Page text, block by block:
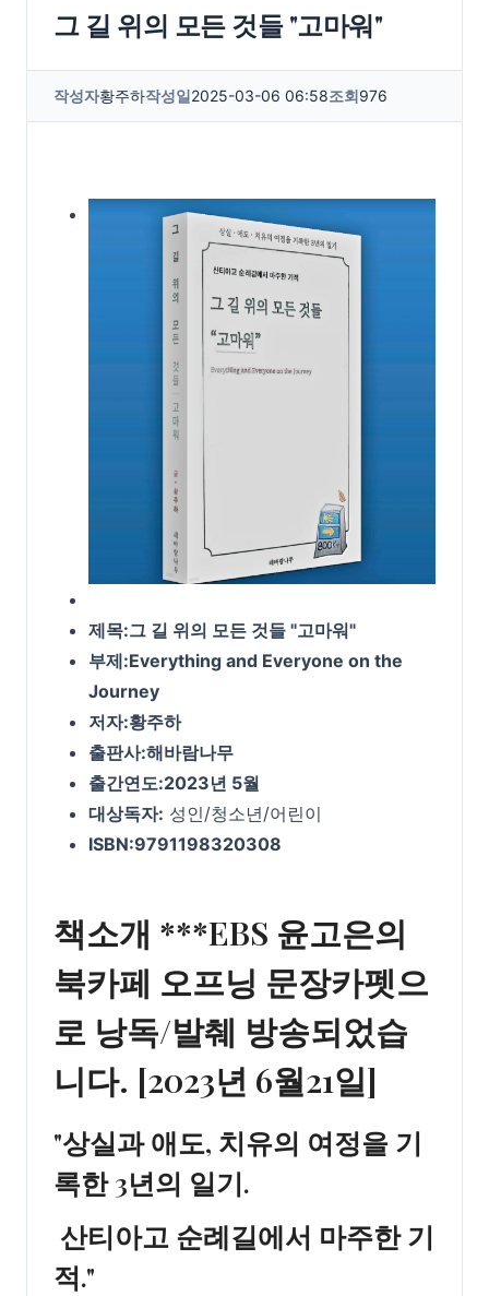
그 길 위의 모든 것들 "고마워"
작성자황주하작성일2025-03-06 06:58조회976
제목:그 길 위의 모든 것들 "고마워"
부제:Everything and Everyone on the
Journey
저자:황주하
출판사:해바람나무
출간연도:2023년 5월
대상독자: 성인/청소년/어린이
ISBN:9791198320308
책소개 ***EBS 윤고은의
북카페 오프닝 문장카펫으
로 낭독/발췌 방송되었습
니다. [2023년 6월21일]
"상실과 애도, 치유의 여정을 기
록한 3년의 일기.
산티아고 순례길에서 마주한 기
적."